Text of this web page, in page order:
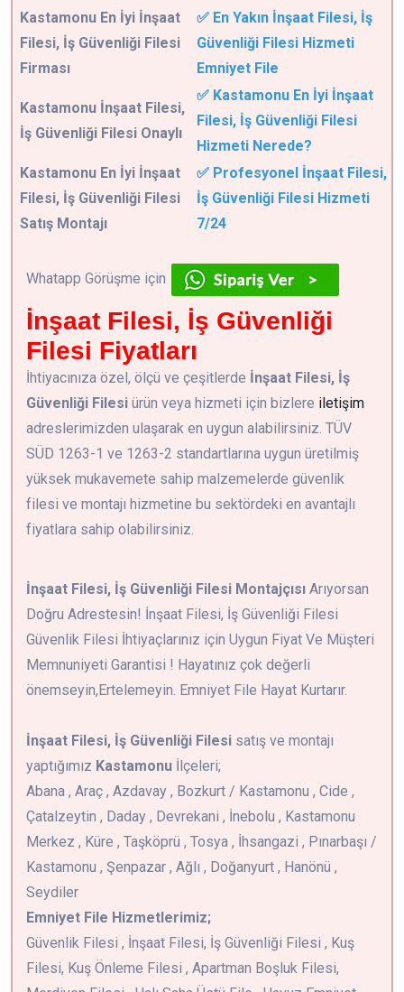
Kastamonu En İyi İnşaat
Filesi, İş Güvenliği Filesi
Firması
✅ En Yakın İnşaat Filesi, İş
Güvenliği Filesi Hizmeti
Emniyet File
Kastamonu İnşaat Filesi,
İş Güvenliği Filesi Onaylı
✅ Kastamonu En İyi İnşaat
Filesi, İş Güvenliği Filesi
Hizmeti Nerede?
Kastamonu En İyi İnşaat
Filesi, İş Güvenliği Filesi
Satış Montajı
✅ Profesyonel İnşaat Filesi,
İş Güvenliği Filesi Hizmeti
7/24
Whatapp Görüşme için
İnşaat Filesi, İş Güvenliği
Filesi Fiyatları
İhtiyacınıza özel, ölçü ve çeşitlerde İnşaat Filesi, İş
Güvenliği Filesi ürün veya hizmeti için bizlere iletişim
adreslerimizden ulaşarak en uygun alabilirsiniz. TÜV
SÜD 1263-1 ve 1263-2 standartlarına uygun üretilmiş
yüksek mukavemete sahip malzemelerde güvenlik
filesi ve montajı hizmetine bu sektördeki en avantajlı
fiyatlara sahip olabilirsiniz.
İnşaat Filesi, İş Güvenliği Filesi Montajçısı Arıyorsan
Doğru Adrestesin! İnşaat Filesi, İş Güvenliği Filesi
Güvenlik Filesi İhtiyaçlarınız için Uygun Fiyat Ve Müşteri
Memnuniyeti Garantisi ! Hayatınız çok değerli
önemseyin,Ertelemeyin. Emniyet File Hayat Kurtarır.
İnşaat Filesi, İş Güvenliği Filesi satış ve montajı
yaptığımız Kastamonu İlçeleri;
Abana , Araç , Azdavay , Bozkurt / Kastamonu , Cide ,
Çatalzeytin , Daday , Devrekani , İnebolu , Kastamonu
Merkez , Küre , Taşköprü , Tosya , İhsangazi , Pınarbaşı /
Kastamonu , Şenpazar , Ağlı , Doğanyurt , Hanönü ,
Seydiler
Emniyet File Hizmetlerimiz;
Güvenlik Filesi , İnşaat Filesi, İş Güvenliği Filesi , Kuş
Filesi, Kuş Önleme Filesi , Apartman Boşluk Filesi,